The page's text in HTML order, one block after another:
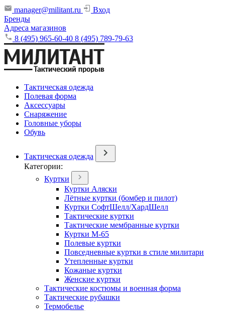
manager@militant.ru
Вход
Бренды
Адреса магазинов
8 (495) 965-60-40 8 (495) 789-79-63
Тактическая одежда
Полевая форма
Аксессуары
Снаряжение
Головные уборы
Обувь
Тактическая одежда
Категории:
Куртки
Куртки Аляски
Лётные куртки (бомбер и пилот)
Куртки СофтШелл/ХардШелл
Тактические куртки
Тактические мембранные куртки
Куртки М-65
Полевые куртки
Повседневные куртки в стиле милитари
Утепленные куртки
Кожаные куртки
Женские куртки
Тактические костюмы и военная форма
Тактические рубашки
Термобелье